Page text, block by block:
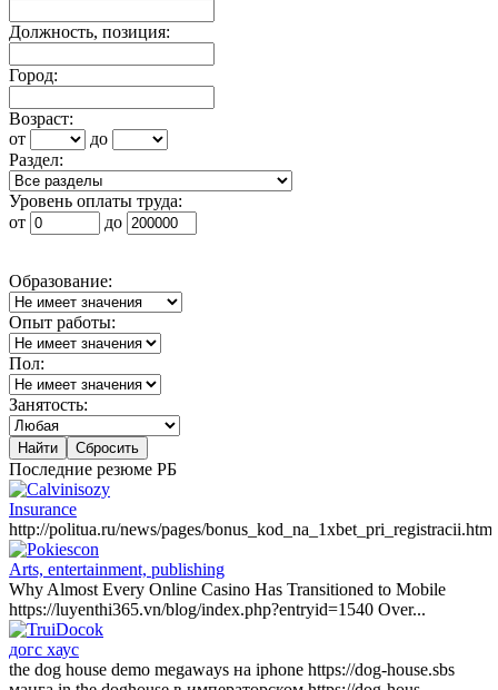
Должность, позиция:
Город:
Возраст:
от
до
Раздел:
Уровень оплаты труда:
от
до
Образование:
Опыт работы:
Пол:
Занятость:
Последние резюме РБ
Insurance
http://politua.ru/news/pages/bonus_kod_na_1xbet_pri_registracii.html
Arts, entertainment, publishing
Why Almost Every Online Casino Has Transitioned to Mobile
https://luyenthi365.vn/blog/index.php?entryid=1540 Over...
догс хаус
the dog house demo megaways на iphone https://dog-house.sbs